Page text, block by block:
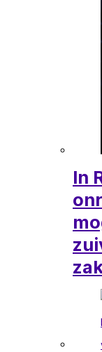
In